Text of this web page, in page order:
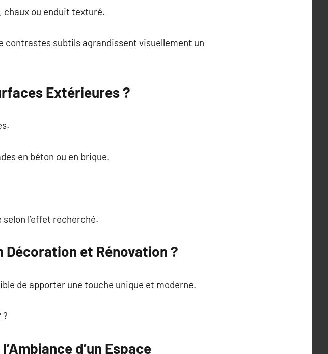
ou enduit texturé.
contrastes subtils agrandissent visuellement un
Extérieures ?
en béton ou en brique.
l’effet recherché.
Décoration et Rénovation ?
de apporter une touche unique et moderne.
?
d’un Espace